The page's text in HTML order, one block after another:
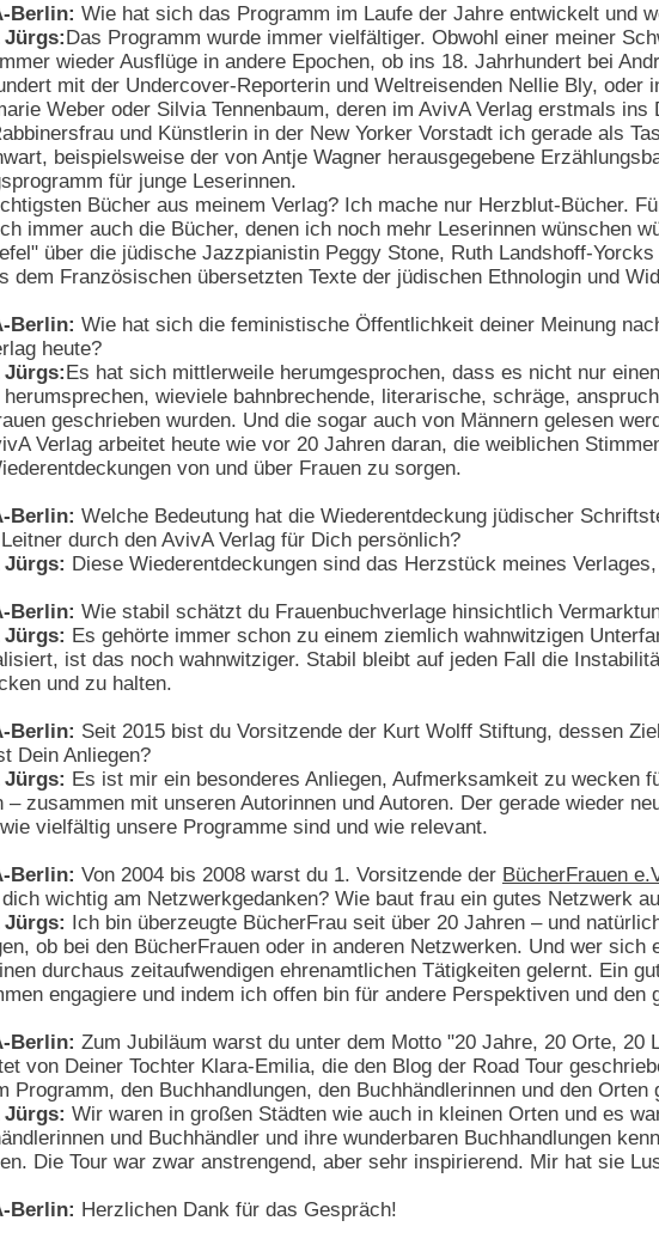
Berlin: Wie hat sich das Programm im Laufe der Jahre entwickelt und
Das Programm wurde immer vielfältiger. Obwohl einer meiner
wieder Ausflüge in andere Epochen, ob ins 18. Jahrhundert bei
mit der Undercover-Reporterin und Weltreisenden Nellie Bly,
Weber oder Silvia Tennenbaum, deren im AvivA Verlag erstmals
und Künstlerin in der New Yorker Vorstadt ich gerade als
beispielsweise der von Antje Wagner herausgegebene
für junge Leserinnen.
Bücher aus meinem Verlag? Ich mache nur Herzblut-Bücher.
immer auch die Bücher, denen ich noch mehr Leserinnen wünschen
über die jüdische Jazzpianistin Peggy Stone, Ruth Landshoff-
dem Französischen übersetzten Texte der jüdischen Ethnologin und
Berlin: Wie hat sich die feministische Öffentlichkeit deiner Meinung
heute?
Es hat sich mittlerweile herumgesprochen, dass es nicht nur
wieviele bahnbrechende, literarische, schräge,
geschrieben wurden. Und die sogar auch von Männern gelesen
Verlag arbeitet heute wie vor 20 Jahren daran, die weiblichen
von und über Frauen zu sorgen.
Berlin: Welche Bedeutung hat die Wiederentdeckung jüdischer
durch den AvivA Verlag für Dich persönlich?
Diese Wiederentdeckungen sind das Herzstück meines
Berlin: Wie stabil schätzt du Frauenbuchverlage hinsichtlich
Es gehörte immer schon zu einem ziemlich wahnwitzigen
ist das noch wahnwitziger. Stabil bleibt auf jeden Fall die
und zu halten.
Berlin: Seit 2015 bist du Vorsitzende der Kurt Wolff Stiftung, dessen
Dein Anliegen?
Es ist mir ein besonderes Anliegen, Aufmerksamkeit zu wecken
– zusammen mit unseren Autorinnen und Autoren. Der gerade wieder
vielfältig unsere Programme sind und wie relevant.
Berlin: Von 2004 bis 2008 warst du 1. Vorsitzende der BücherFrauen
wichtig am Netzwerkgedanken? Wie baut frau ein gutes Netzwerk
Ich bin überzeugte BücherFrau seit über 20 Jahren – und
ob bei den BücherFrauen oder in anderen Netzwerken. Und wer
durchaus zeitaufwendigen ehrenamtlichen Tätigkeiten gelernt. Ein
engagiere und indem ich offen bin für andere Perspektiven und den
Berlin: Zum Jubiläum warst du unter dem Motto "20 Jahre, 20 Orte, 20
von Deiner Tochter Klara-Emilia, die den Blog der Road Tour
Programm, den Buchhandlungen, den Buchhändlerinnen und den Orten
Wir waren in großen Städten wie auch in kleinen Orten und es
und Buchhändler und ihre wunderbaren Buchhandlungen
Die Tour war zwar anstrengend, aber sehr inspirierend. Mir hat sie
Berlin: Herzlichen Dank für das Gespräch!